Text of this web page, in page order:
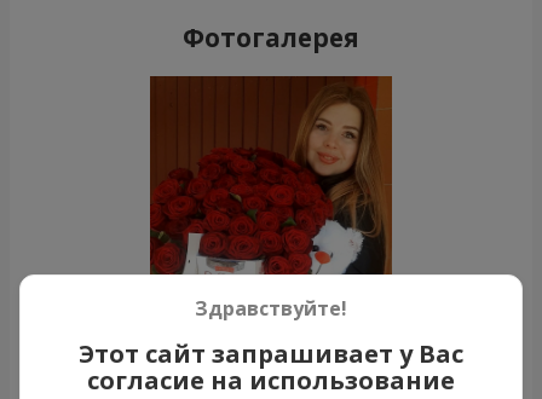
Фотогалерея
Здравствуйте!
Этот сайт запрашивает у Вас
согласие на использование